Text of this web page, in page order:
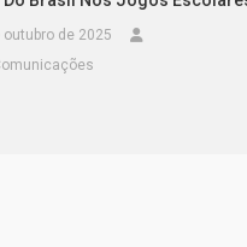
outubro de 2025